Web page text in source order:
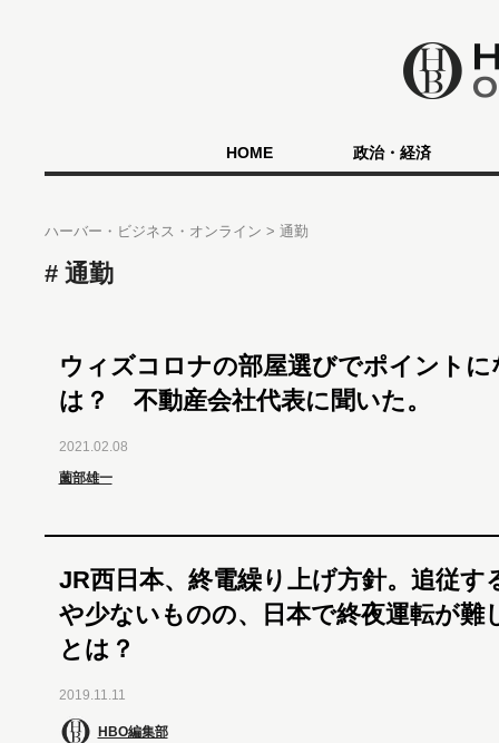
HOME 政治・経済
ハーバー・ビジネス・オンライン 通勤
通勤
ウィズコロナの部屋選びでポイントに
は？ 不動産会社代表に聞いた。
2021.02.08
薗部雄一
JR西日本、終電繰り上げ方針。追従す
や少ないものの、日本で終夜運転が難
とは？
2019.11.11
HBO編集部